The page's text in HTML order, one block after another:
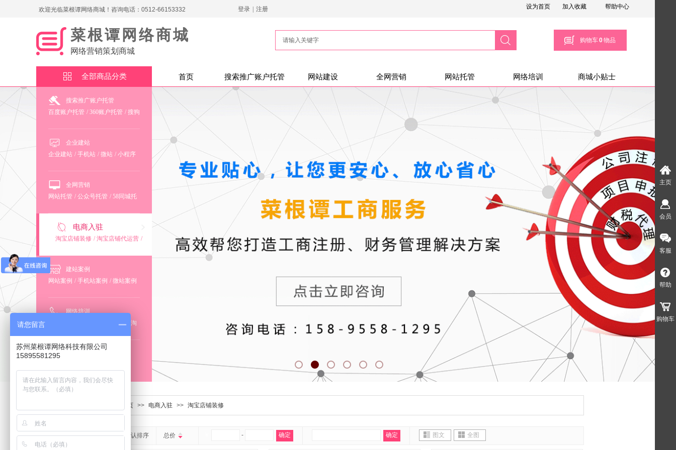
登录 注册
欢迎光临菜根谭网络商城！咨询电话：0512-66153332 设为首页 加入收藏 帮助中心
网络营销策划商城
购物车0物品
搜索
菜根谭网络商城
全部商品分类 首页 搜索推广账户托管 网站建设 全网营销 网站托管 网络培训 商城小贴士
搜索推广账户托管
百度账户托管 / 360账户托管 / 搜狗
企业建站
企业建站 / 手机站 / 微站 / 小程序
案 / 企业邮箱注册
全网营销
网站托管 / 公众号托管 / 58同城托
/ 高德地图注册 / 腾讯地图注册 /
百度百科申请 / 400号码申请
电商入驻
淘宝店铺装修 / 淘宝店铺代运营 /
代运营
建站案例
网站案例 / 手机站案例 / 微站案例
网络培训
全网营销培训
淘
首页 >> 电商入驻 >> 淘宝店铺装修
默认排序 总价 - 确定 确定 图文 全图
请您留言
苏州菜根谭网络科技有限公司
15895581295
主页
会员
客服
帮助
购物车